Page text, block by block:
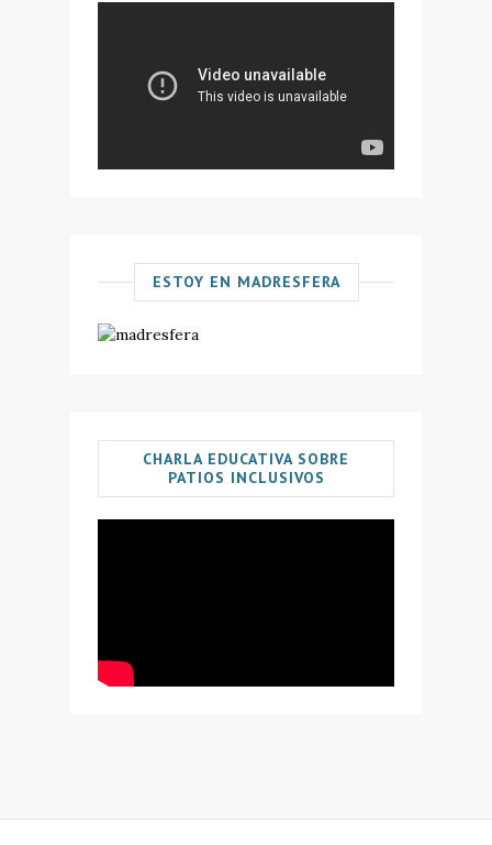
ESTOY EN MADRESFERA
CHARLA EDUCATIVA SOBRE
PATIOS INCLUSIVOS